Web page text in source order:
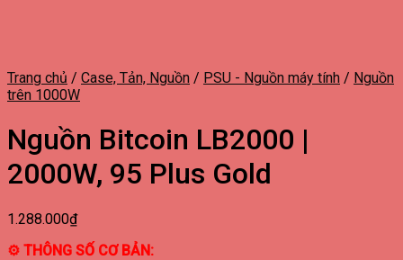
Trang chủ / Case, Tản, Nguồn / PSU - Nguồn máy tính / Nguồn
trên 1000W
Nguồn Bitcoin LB2000 |
2000W, 95 Plus Gold
1.288.000₫
⚙ THÔNG SỐ CƠ BẢN: